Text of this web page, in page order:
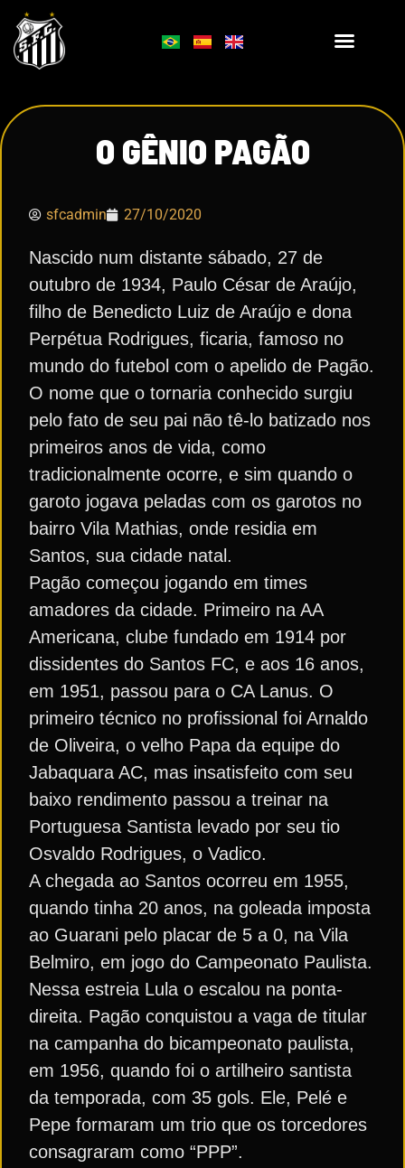
O GÊNIO PAGÃO
sfcadmin 27/10/2020
Nascido num distante sábado, 27 de
outubro de 1934, Paulo César de Araújo,
filho de Benedicto Luiz de Araújo e dona
Perpétua Rodrigues, ficaria, famoso no
mundo do futebol com o apelido de Pagão.
O nome que o tornaria conhecido surgiu
pelo fato de seu pai não tê-lo batizado nos
primeiros anos de vida, como
tradicionalmente ocorre, e sim quando o
garoto jogava peladas com os garotos no
bairro Vila Mathias, onde residia em
Santos, sua cidade natal.
Pagão começou jogando em times
amadores da cidade. Primeiro na AA
Americana, clube fundado em 1914 por
dissidentes do Santos FC, e aos 16 anos,
em 1951, passou para o CA Lanus. O
primeiro técnico no profissional foi Arnaldo
de Oliveira, o velho Papa da equipe do
Jabaquara AC, mas insatisfeito com seu
baixo rendimento passou a treinar na
Portuguesa Santista levado por seu tio
Osvaldo Rodrigues, o Vadico.
A chegada ao Santos ocorreu em 1955,
quando tinha 20 anos, na goleada imposta
ao Guarani pelo placar de 5 a 0, na Vila
Belmiro, em jogo do Campeonato Paulista.
Nessa estreia Lula o escalou na ponta-
direita. Pagão conquistou a vaga de titular
na campanha do bicampeonato paulista,
em 1956, quando foi o artilheiro santista
da temporada, com 35 gols. Ele, Pelé e
Pepe formaram um trio que os torcedores
consagraram como “PPP”.